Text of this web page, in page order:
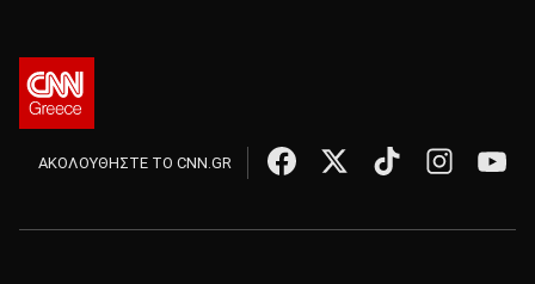
ΑΚΟΛΟΥΘΗΣΤΕ ΤΟ CNN.GR